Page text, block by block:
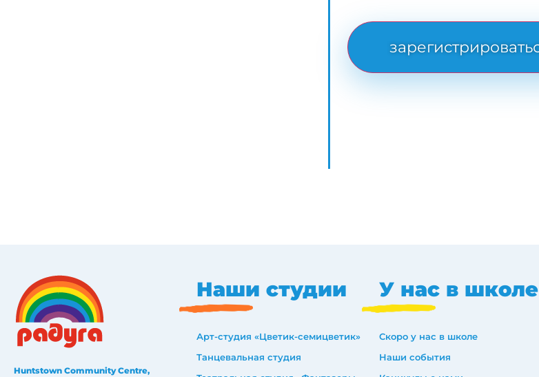
No val
Huntstown Community Centre,
Наши студии
Арт-студия «Цветик-семицветик»
Танцевальная студия
У нас в школе
Скоро у нас в школе
Наши события